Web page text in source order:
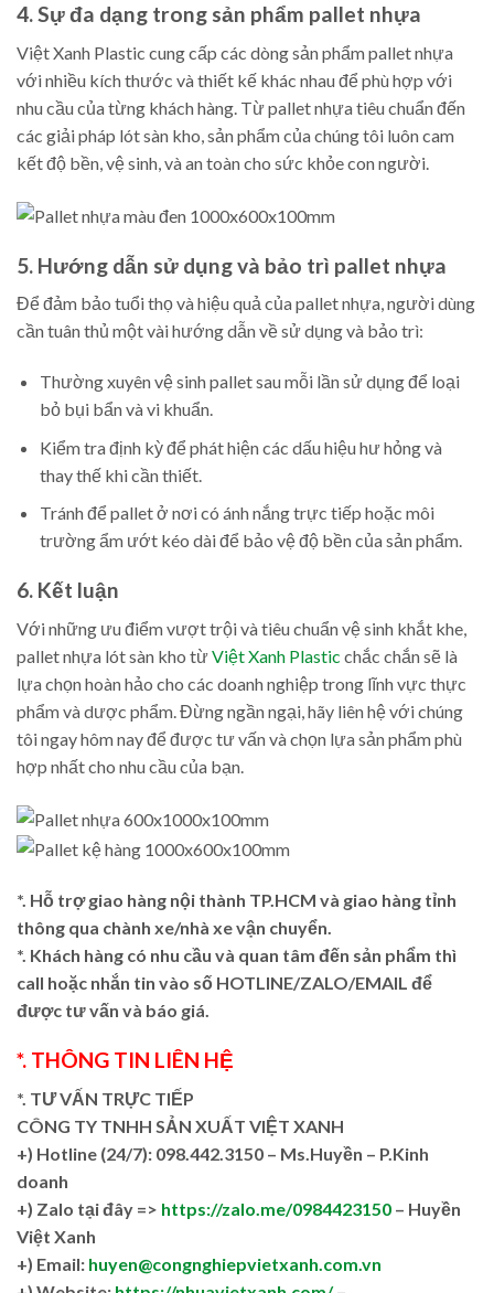
4. Sự đa dạng trong sản phẩm pallet nhựa
Việt Xanh Plastic cung cấp các dòng sản phẩm pallet nhựa
với nhiều kích thước và thiết kế khác nhau để phù hợp với
nhu cầu của từng khách hàng. Từ pallet nhựa tiêu chuẩn đến
các giải pháp lót sàn kho, sản phẩm của chúng tôi luôn cam
kết độ bền, vệ sinh, và an toàn cho sức khỏe con người.
5. Hướng dẫn sử dụng và bảo trì pallet nhựa
Để đảm bảo tuổi thọ và hiệu quả của pallet nhựa, người dùng
cần tuân thủ một vài hướng dẫn về sử dụng và bảo trì:
Thường xuyên vệ sinh pallet sau mỗi lần sử dụng để loại
bỏ bụi bẩn và vi khuẩn.
Kiểm tra định kỳ để phát hiện các dấu hiệu hư hỏng và
thay thế khi cần thiết.
Tránh để pallet ở nơi có ánh nắng trực tiếp hoặc môi
trường ẩm ướt kéo dài để bảo vệ độ bền của sản phẩm.
6. Kết luận
Với những ưu điểm vượt trội và tiêu chuẩn vệ sinh khắt khe,
pallet nhựa lót sàn kho từViệt Xanh Plastic chắc chắn sẽ là
lựa chọn hoàn hảo cho các doanh nghiệp trong lĩnh vực thực
phẩm và dược phẩm. Đừng ngần ngại, hãy liên hệ với chúng
tôi ngay hôm nay để được tư vấn và chọn lựa sản phẩm phù
hợp nhất cho nhu cầu của bạn.
*. Hỗ trợ giao hàng nội thành TP.HCM và giao hàng tỉnh
thông qua chành xe/nhà xe vận chuyển.
*. Khách hàng có nhu cầu và quan tâm đến sản phẩm thì
call hoặc nhắn tin vào số HOTLINE/ZALO/EMAIL để
được tư vấn và báo giá.
*. THÔNG TIN LIÊN HỆ
*. TƯ VẤN TRỰC TIẾP
CÔNG TY TNHH SẢN XUẤT VIỆT XANH
+) Hotline (24/7): 098.442.3150 – Ms.Huyền – P.Kinh
doanh
+) Zalo tại đây => https://zalo.me/0984423150 – Huyền
Việt Xanh
+) Email: huyen@congnghiepvietxanh.com.vn